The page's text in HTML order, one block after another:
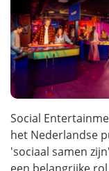
Social
het Nederlandse
'sociaal samen
een belangrijke